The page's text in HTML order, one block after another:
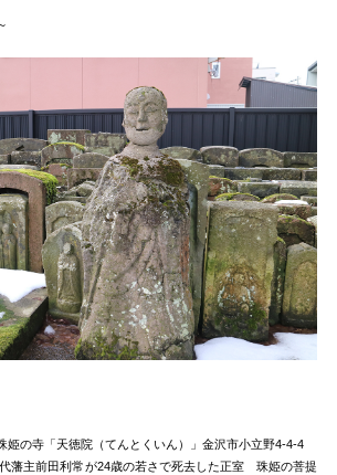
姫の寺「天徳院（てんとくいん）」金沢市小立野4-4-4
藩主前田利常が24歳の若さで死去した正室 珠姫の菩提